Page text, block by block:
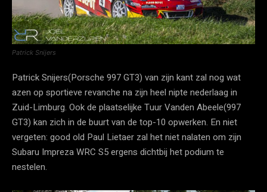
Patrick Snijers
Patrick Snijers(Porsche 997 GT3) van zijn kant zal nog wat
azen op sportieve revanche na zijn heel nipte nederlaag in
Zuid-Limburg. Ook de plaatselijke Tuur Vanden Abeele(997
GT3) kan zich in de buurt van de top-10 opwerken. En niet
vergeten: good old Paul Lietaer zal het niet nalaten om zijn
Subaru Impreza WRC S5 ergens dichtbij het podium te
nestelen.